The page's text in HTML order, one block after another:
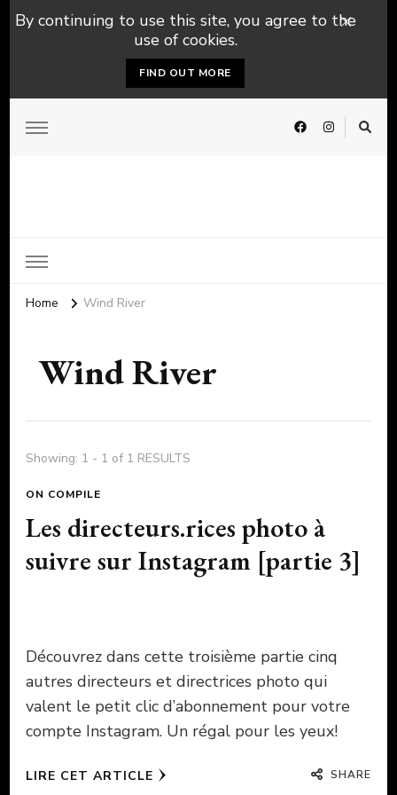
By continuing to use this site, you agree to the
use of cookies.
FIND OUT MORE
Home Wind River
Wind River
Showing: 1 - 1 of 1 RESULTS
ON COMPILE
Les directeurs.rices photo à
suivre sur Instagram [partie 3]
Découvrez dans cette troisième partie cinq
autres directeurs et directrices photo qui
valent le petit clic d’abonnement pour votre
compte Instagram. Un régal pour les yeux!
LIRE CET ARTICLE SHARE